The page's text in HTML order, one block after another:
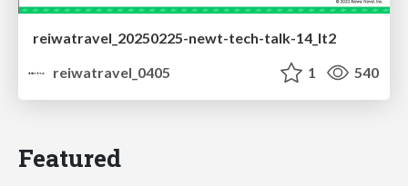
reiwatravel_20250225-newt-tech-talk-14_lt2
reiwatravel_0405
1 540
Featured